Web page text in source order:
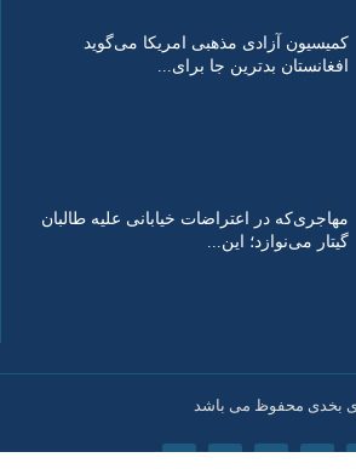
کمیسیون آزادی مذهبی امریکا می‌گوید
افغانستان بدترین جا برای...
مهاجری‌که در اعتراضات خیابانی علیه طالبان
گیتار می‌نوازد؛ این...
بخدی محفوظ می باشد